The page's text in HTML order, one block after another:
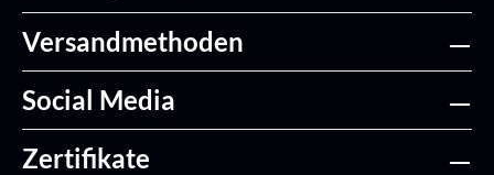
Versandmethoden
Social Media
Zertifikate